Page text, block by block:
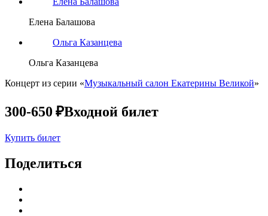
Елена Балашова
Ольга Казанцева
Ольга Казанцева
Концерт из серии «Музыкальный салон Екатерины Великой»
300-650 ₽Входной билет
Купить билет
Поделиться